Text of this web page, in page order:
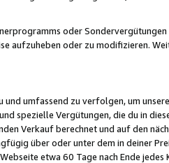
oder
aufzuheben oder zu modifizieren.
umfassend zu verfolgen, um
spezielle Vergütungen, die du in
Verkauf berechnet und auf den
über oder unter dem in deiner
etwa 60 Tage nach Ende jedes